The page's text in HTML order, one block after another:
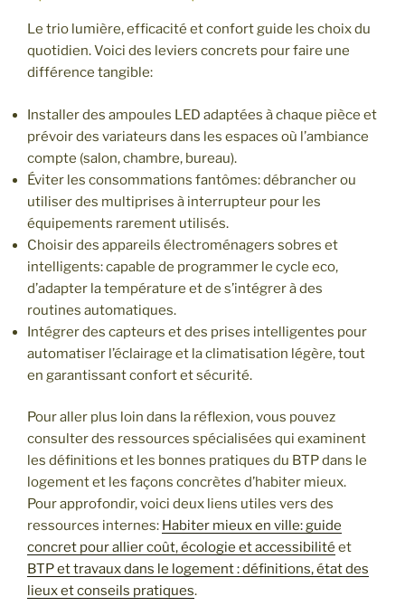
Le trio lumière, efficacité et confort guide les choix du
quotidien. Voici des leviers concrets pour faire une
différence tangible:
Installer des ampoules LED adaptées à chaque pièce et
prévoir des variateurs dans les espaces où l’ambiance
compte (salon, chambre, bureau).
Éviter les consommations fantômes: débrancher ou
utiliser des multiprises à interrupteur pour les
équipements rarement utilisés.
Choisir des appareils électroménagers sobres et
intelligents: capable de programmer le cycle eco,
d’adapter la température et de s’intégrer à des
routines automatiques.
Intégrer des capteurs et des prises intelligentes pour
automatiser l’éclairage et la climatisation légère, tout
en garantissant confort et sécurité.
Pour aller plus loin dans la réflexion, vous pouvez
consulter des ressources spécialisées qui examinent
les définitions et les bonnes pratiques du BTP dans le
logement et les façons concrètes d’habiter mieux.
Pour approfondir, voici deux liens utiles vers des
ressources internes: Habiter mieux en ville: guide
concret pour allier coût, écologie et accessibilité et
BTP et travaux dans le logement : définitions, état des
lieux et conseils pratiques.